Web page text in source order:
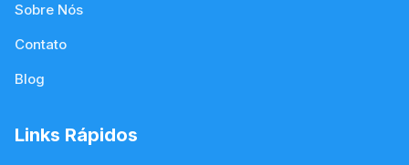
Sobre Nós
Contato
Blog
Links Rápidos